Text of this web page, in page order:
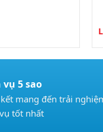
vụ 5 sao
kết mang đến trải
tốt nhất